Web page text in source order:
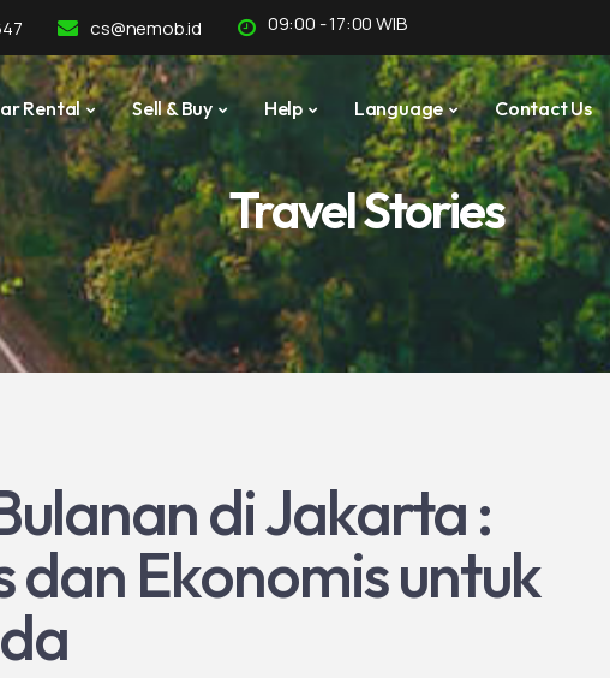
cs@nemob.id 09:00 - 17:00 WIB
Rental Sell & Buy Help Language Contact Us
Travel Stories
di Jakarta :
dan Ekonomis untuk